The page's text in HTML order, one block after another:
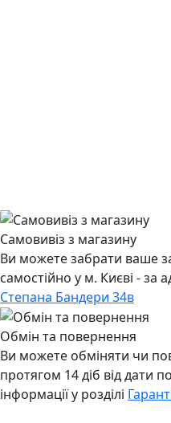
Самовивіз з магазину
Ви можете забрати ваше
самостійно у м. Києві - за
Степана Бандери 34в
Обмін та повернення
Ви можете обміняти чи
протягом 14 діб від дати
інформації у розділі